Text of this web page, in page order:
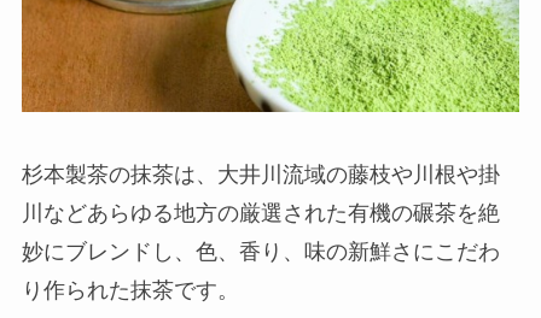
杉本製茶の抹茶は、大井川流域の藤枝や川根や掛
川などあらゆる地方の厳選された有機の碾茶を絶
妙にブレンドし、色、香り、味の新鮮さにこだわ
り作られた抹茶です。